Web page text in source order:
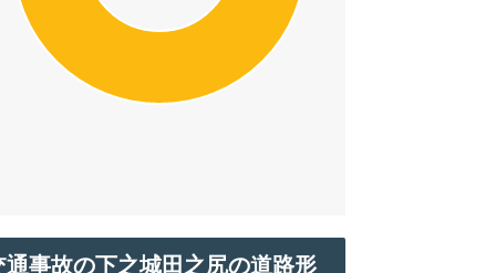
通事故の下之城田之尻の道路形